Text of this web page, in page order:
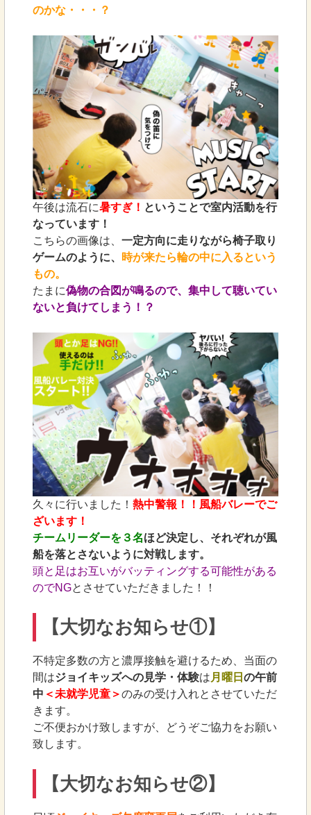
のかな・・・？
午後は流石に暑すぎ！ ということで室内活動を行
なっています！
こちらの画像は、 一定方向に走りながら椅子取り
ゲームのように、
時が来たら輪の中に入るという
もの。
たまに偽物の合図が鳴るので、集中して聴いてい
ないと負けてしまう！？
久々に行いました！ 熱中警報！！風船バレーでご
ざいます！
チームリーダーを３名ほど決定し、それぞれが風
船を落とさないように対戦します。
頭と足はお互いがバッティングする可能性がある
のでNGとさせていただきました！！
【大切なお知らせ①】
不特定多数の方と濃厚接触を避けるため、当面の
間はジョイキッズへの見学・体験は 月曜日 の午前
中 ＜未就学児童＞のみの受け入れとさせていただ
きます。
ご不便おかけ致しますが、どうぞご協力をお願い
致します。
【大切なお知らせ②】